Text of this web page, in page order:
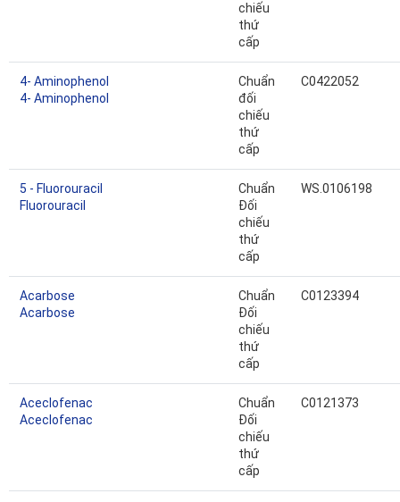
chiếu
thứ
cấp
4- Aminophenol
4- Aminophenol
Chuẩn
đối
chiếu
thứ
cấp
C0422052
5 - Fluorouracil
Fluorouracil
Chuẩn
Đối
chiếu
thứ
cấp
WS.0106198
Acarbose
Acarbose
Chuẩn
Đối
chiếu
thứ
cấp
C0123394
Aceclofenac
Aceclofenac
Chuẩn
Đối
chiếu
thứ
cấp
C0121373